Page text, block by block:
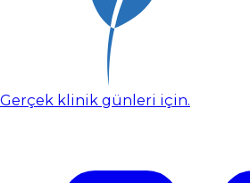
Gerçek klinik günleri için.